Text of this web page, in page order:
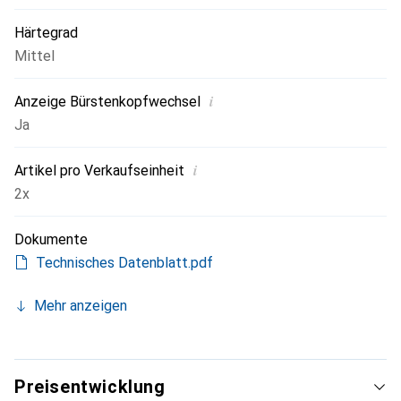
Härtegrad
Mittel
Anzeige Bürstenkopfwechsel i
Ja
Artikel pro Verkaufseinheit i
2x
Dokumente
Technisches Datenblatt.pdf
Mehr anzeigen
Preisentwicklung